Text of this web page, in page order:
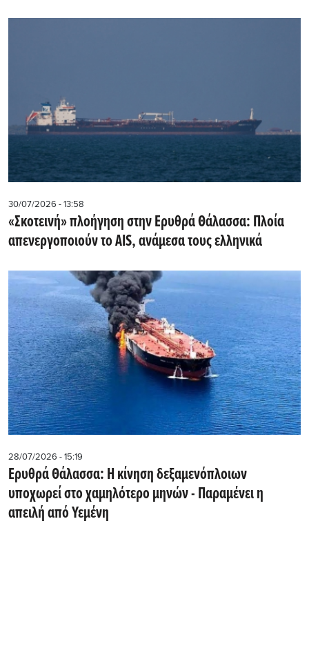
30/07/2026 - 13:58
«Σκοτεινή» πλοήγηση στην Ερυθρά Θάλασσα: Πλοία
απενεργοποιούν το AIS, ανάμεσα τους ελληνικά
28/07/2026 - 15:19
Ερυθρά Θάλασσα: Η κίνηση δεξαμενόπλοιων
υποχωρεί στο χαμηλότερο μηνών - Παραμένει η
απειλή από Υεμένη